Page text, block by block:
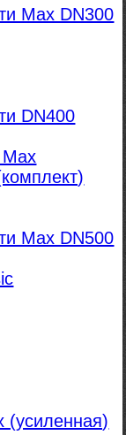
Max DN300
DN400
Max DN500
(усиленная)